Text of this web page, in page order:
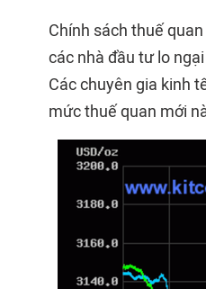
Chính sách thuế
các nhà đầu tư lo
Các chuyên gia kinh
mức thuế quan mới